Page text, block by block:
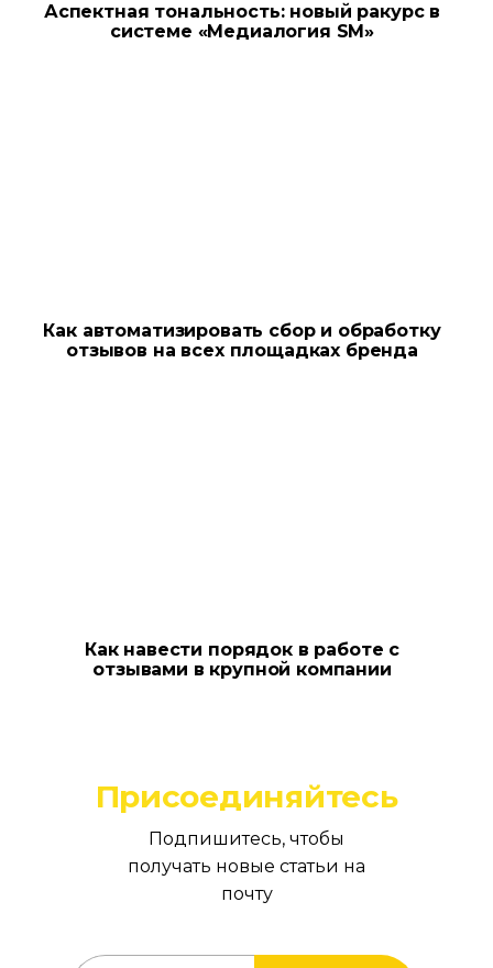
Аспектная тональность: новый ракурс в
системе «Медиалогия SM»
Как автоматизировать сбор и обработку
отзывов на всех площадках бренда
Как навести порядок в работе с
отзывами в крупной компании
Присоединяйтесь
Подпишитесь, чтобы
получать новые статьи на
почту